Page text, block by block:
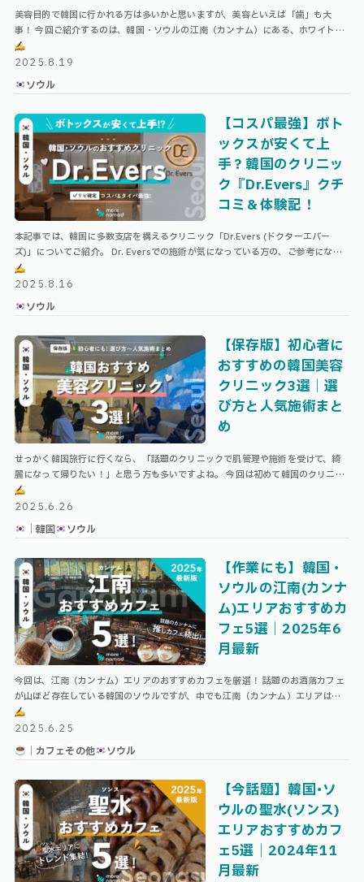
美容目的で韓国に行かれる方は多いかと思いますが、美容といえば「歯」も大
事！ 今回ご紹介するのは、韓国・ソウルの江南（カンナム）にある、ホワイトニ
ングが受けられる歯科クリニック『オヌル歯科』。 ここは現地の韓国人も通う人
気 …
2025.8.19
ソウル
【コスパ最強】ボト
ックスが安くて上
手？韓国のクリニッ
ク『Dr.Evers』クチ
コミ＆体験記！
本記事では、韓国に多数支店を構えるクリニック「Dr.Evers (ドクターエバー
ズ)」についてご紹介。 Dr. Eversでの施術が気になっている方の、ご参考になれ
ば幸いです！ \ 韓国旅のコンプリートリスト …
2025.8.16
ソウル
【保存版】初心者に
おすすめの韓国美容
クリニック3選｜選
び方と人気施術まと
め
せっかく韓国旅行に行くなら、「話題のクリニックで肌管理や施術を受けて、綺
麗になって帰りたい！」と思う方も多いですよね。 今回は初めて韓国のクリニッ
クで美容施術を受けようと思っている方に向けて、これまで韓国で色々なクリニ
ッ …
2025.6.26
｜韓国
ソウル
【作業にも】韓国・
ソウルの江南(カンナ
ム)エリアおすすめカ
フェ5選｜2025年6
月最新
今回は、江南（カンナム）エリアのおすすめカフェを厳選！ 話題のお洒落カフェ
が山ほど存在している韓国のソウルですが、中でも江南（カンナム）エリアは、
広くて作業のしやすいカフェも多く存在しています。 \ ソウル・他エリアのお …
2025.6.25
｜カフェその他 ソウル
【今話題】韓国･ソ
ウルの聖水(ソンス)
エリアおすすめカフ
ェ5選｜2024年11
月最新